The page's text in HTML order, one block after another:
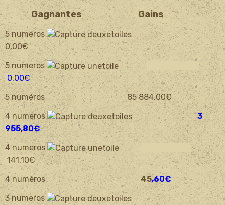
Gagnantes Gains
5 numeros
0,00€
5 numeros
0,00€
5 numéros 85 884,00€
4 numeros
3
955,80€
4 numeros
141,10€
4 numéros
45,60€
3 numeros